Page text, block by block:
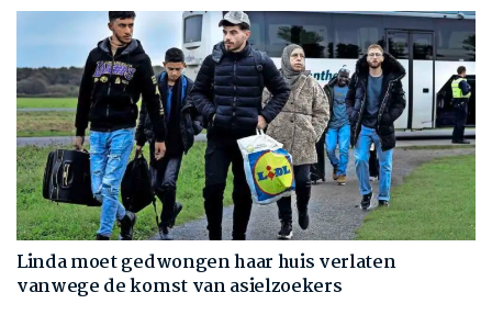
Linda moet gedwongen haar huis verlaten
vanwege de komst van asielzoekers